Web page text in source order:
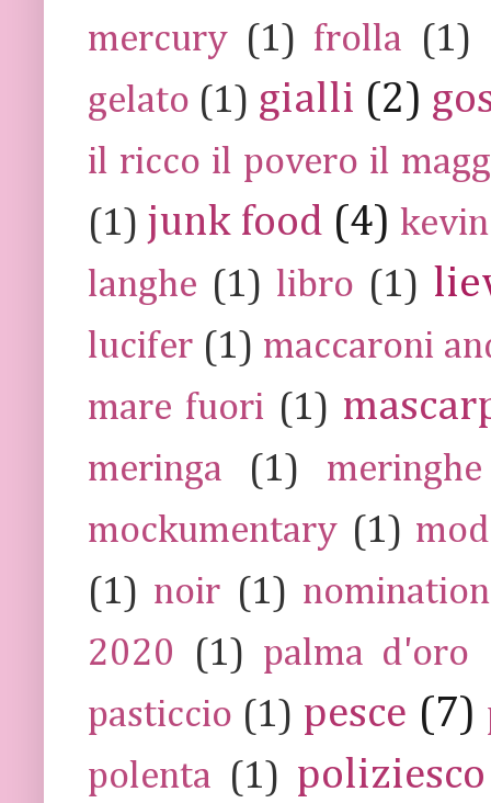
mercury (1) frolla (1)
gelato (1) gialli (2)
il ricco il povero il
(1) junk food (4)
langhe (1) libro (1)
lucifer (1) maccaroni
mare fuori (1)
meringa (1)
meringhe
mockumentary (1)
(1) noir (1)
2020
(1) palma d'oro
pasticcio (1) pesce (7)
polenta (1) poliziesco